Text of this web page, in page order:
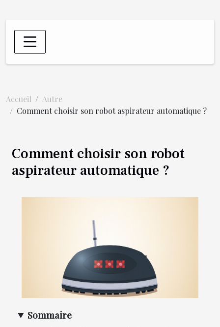
Accueil
Autre
Comment choisir son robot aspirateur automatique ?
Comment choisir son robot
aspirateur automatique ?
Sommaire